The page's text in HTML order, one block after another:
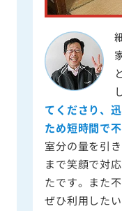
てくださり、
ため短時間で
室分の量を引
まで笑顔で対
たです。また
ぜひ利用した